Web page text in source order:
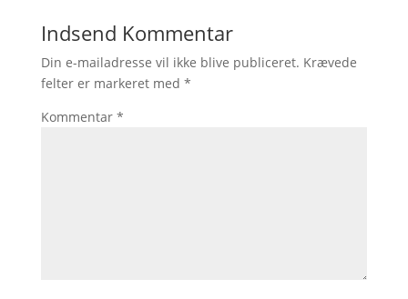
Indsend Kommentar
Din e-mailadresse vil ikke blive publiceret. Krævede
felter er markeret med *
Kommentar *